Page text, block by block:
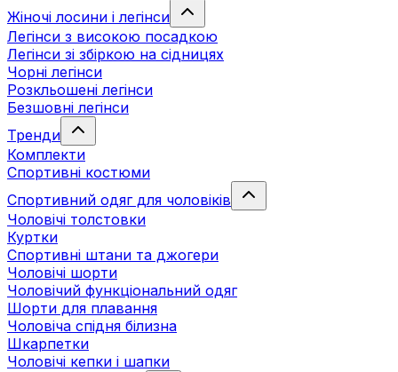
Жіночі лосини і легінси
Легінси з високою посадкою
Легінси зі збіркою на сідницях
Чорні легінси
Розкльошені легінси
Безшовні легінси
Тренди
Комплекти
Спортивні костюми
Спортивний одяг для чоловіків
Чоловічі толстовки
Куртки
Спортивні штани та джогери
Чоловічі шорти
Чоловічий функціональний одяг
Шорти для плавання
Чоловіча спідня білизна
Шкарпетки
Чоловічі кепки і шапки